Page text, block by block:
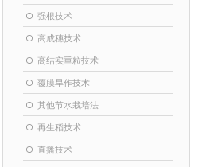
强根技术
高成穗技术
高结实重粒技术
覆膜旱作技术
其他节水栽培法
再生稻技术
直播技术